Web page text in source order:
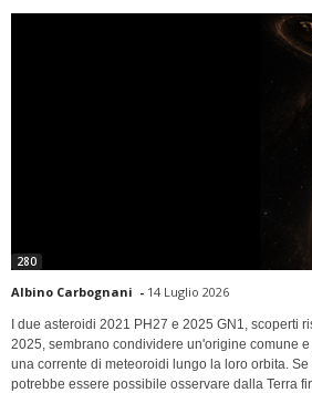
280
Albino Carbognani - 14 Luglio 2026
I due asteroidi 2021 PH27 e 2025 GN1, scoperti
2025, sembrano condividere un'origine comune
una corrente di meteoroidi lungo la loro orbita. Se
potrebbe essere possibile osservare dalla Terra